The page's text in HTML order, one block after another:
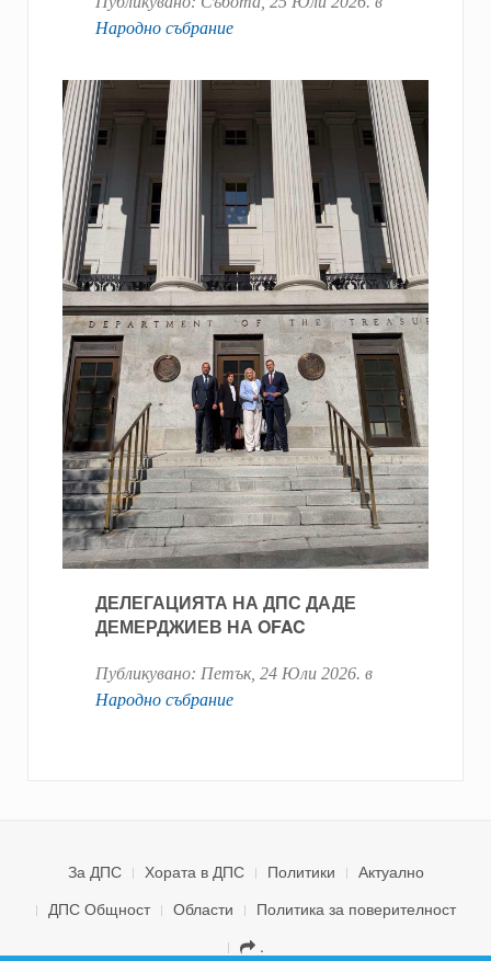
Народно събрание
ДЕЛЕГАЦИЯТА НА ДПС ДАДЕ
ДЕМЕРДЖИЕВ НА OFAC
Публикувано: Петък, 24 Юли 2026. в
Народно събрание
За ДПС Хората в ДПС Политики
Актуално
ДПС Общност
Области
Политика за поверителност
.